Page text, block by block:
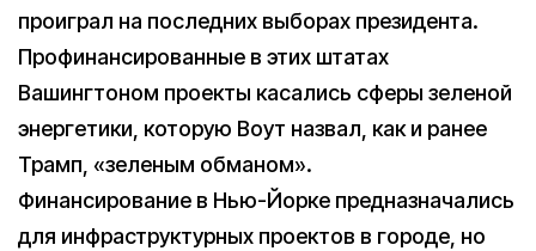
проиграл на последних выборах президента.
Профинансированные в этих штатах
Вашингтоном проекты касались сферы зеленой
энергетики, которую Воут назвал, как и ранее
Трамп, «зеленым обманом».
Финансирование в Нью-Йорке предназначались
для инфраструктурных проектов в городе, но